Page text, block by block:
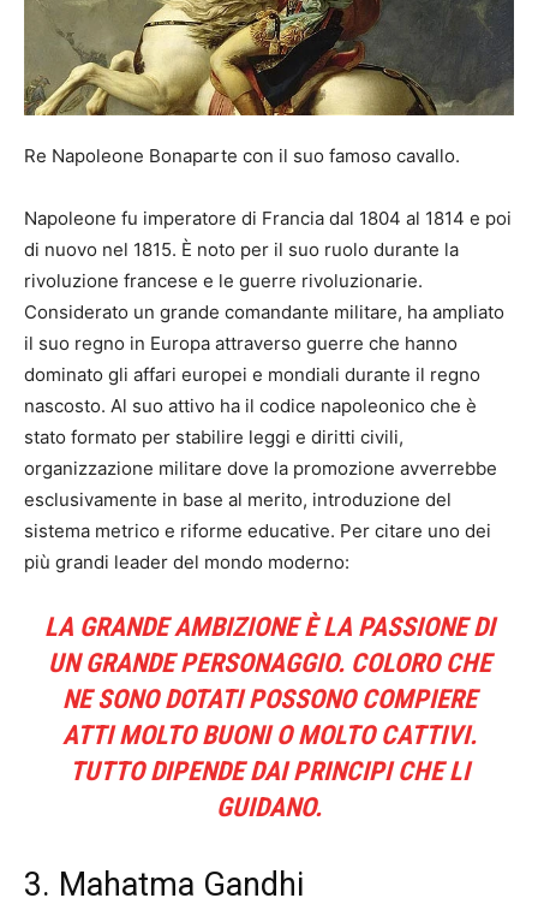
Re Napoleone Bonaparte con il suo famoso cavallo.
Napoleone fu imperatore di Francia dal 1804 al 1814 e poi
di nuovo nel 1815. È noto per il suo ruolo durante la
rivoluzione francese e le guerre rivoluzionarie.
Considerato un grande comandante militare, ha ampliato
il suo regno in Europa attraverso guerre che hanno
dominato gli affari europei e mondiali durante il regno
nascosto. Al suo attivo ha il codice napoleonico che è
stato formato per stabilire leggi e diritti civili,
organizzazione militare dove la promozione avverrebbe
esclusivamente in base al merito, introduzione del
sistema metrico e riforme educative. Per citare uno dei
più grandi leader del mondo moderno:
LA GRANDE AMBIZIONE È LA PASSIONE DI
UN GRANDE PERSONAGGIO. COLORO CHE
NE SONO DOTATI POSSONO COMPIERE
ATTI MOLTO BUONI O MOLTO CATTIVI.
TUTTO DIPENDE DAI PRINCIPI CHE LI
GUIDANO.
3. Mahatma Gandhi